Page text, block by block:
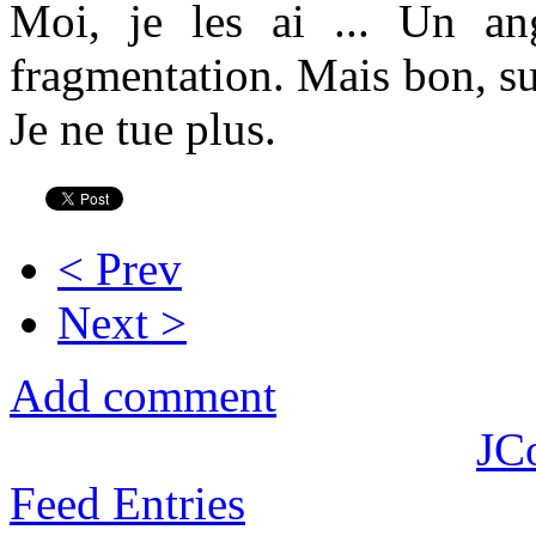
Moi, je les ai ... Un
fragmentation. Mais bon,
Je ne tue plus.
< Prev
Next >
Add comment
Feed Entries